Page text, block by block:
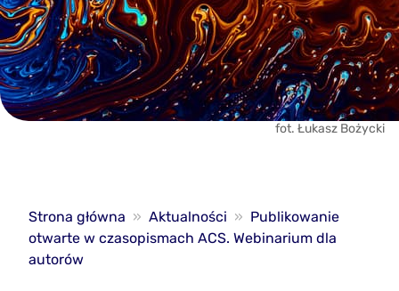
fot. Łukasz Bożycki
Strona główna » Aktualności » Publikowanie
otwarte w czasopismach ACS. Webinarium dla
autorów